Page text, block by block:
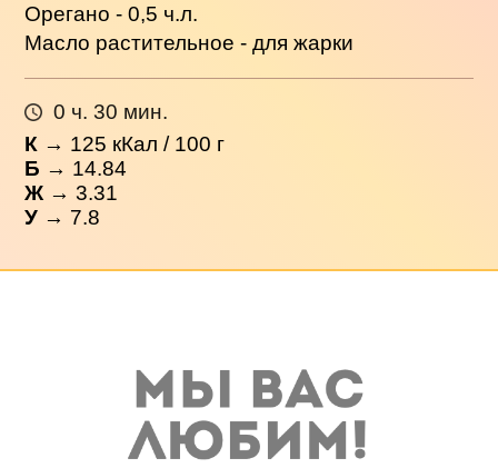
Орегано - 0,5 ч.л.
Масло растительное - для жарки
0 ч. 30 мин.
К → 125 кКал / 100 г
Б → 14.84
Ж → 3.31
У → 7.8